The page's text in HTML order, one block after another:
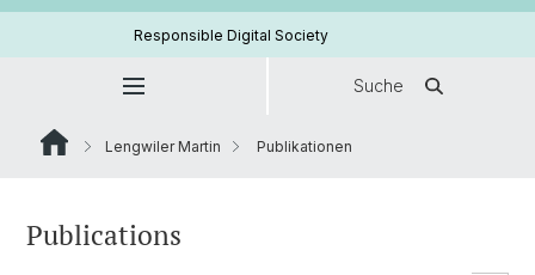
Responsible Digital Society
Suche
Lengwiler Martin Publikationen
Publications